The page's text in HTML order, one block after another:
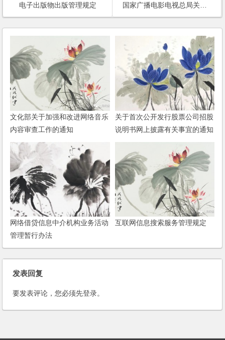
电子出版物出版管理规定
国家广播电影电视总局关于加强互联网视听节目内容管理的通知
文化部关于加强和改进网络音乐
内容审查工作的通知
关于首次公开发行股票公司招股
说明书网上披露有关事宜的通知
网络借贷信息中介机构业务活动
管理暂行办法
互联网信息搜索服务管理规定
发表回复
要发表评论，您必须先登录。